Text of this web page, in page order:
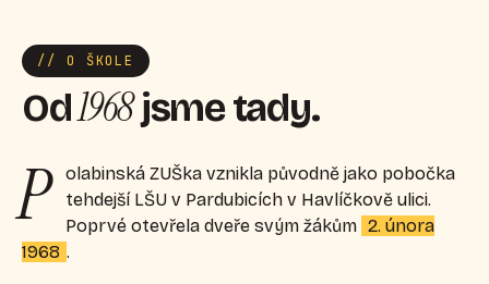
// O ŠKOLE
Od1968jsme tady.
P
olabinská ZUŠka vznikla původně jako pobočka
tehdejší LŠU v Pardubicích v Havlíčkově ulici.
Poprvé otevřela dveře svým žákům 2. února
1968 .